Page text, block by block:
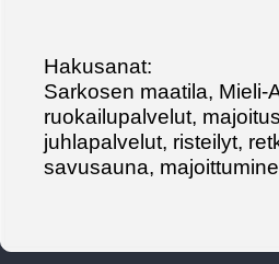
Hakusanat:
Sarkosen maatila, Mieli-
ruokailupalvelut,
juhlapalvelut, risteilyt,
savusauna,